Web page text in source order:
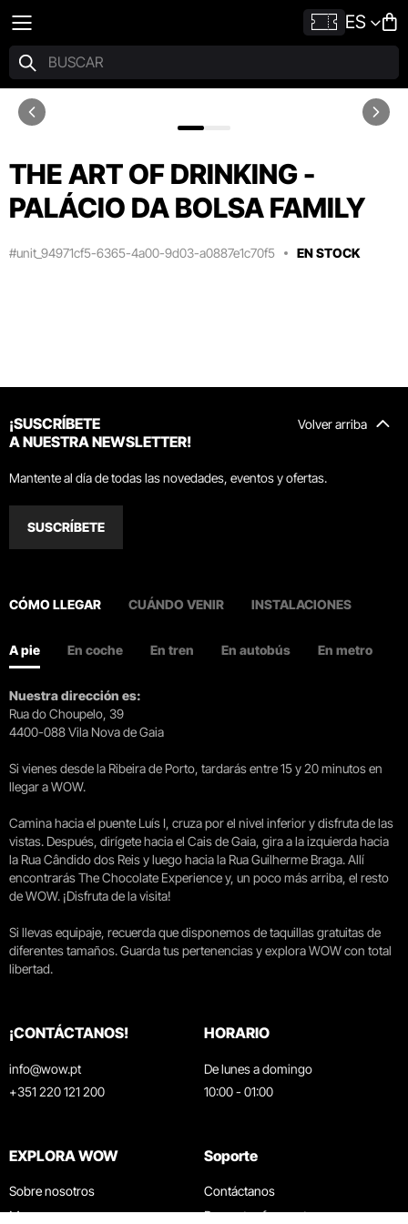
ES
THE ART OF DRINKING -
PALÁCIO DA BOLSA FAMILY
#unit_94971cf5-6365-4a00-9d03-a0887e1c70f5 EN STOCK
Volver arriba
¡SUSCRÍBETE
A NUESTRA NEWSLETTER!
Mantente al día de todas las novedades, eventos y ofertas.
SUSCRÍBETE
CÓMO LLEGAR CUÁNDO VENIR INSTALACIONES
A pie En coche En tren En autobús En metro
Nuestra dirección es:
Rua do Choupelo, 39
4400-088 Vila Nova de Gaia
Si vienes desde la Ribeira de Porto, tardarás entre 15 y 20 minutos en
llegar a WOW.
Camina hacia el puente Luís I, cruza por el nivel inferior y disfruta de las
vistas. Después, dirígete hacia el Cais de Gaia, gira a la izquierda hacia
la Rua Cândido dos Reis y luego hacia la Rua Guilherme Braga. Allí
encontrarás The Chocolate Experience y, un poco más arriba, el resto
de WOW. ¡Disfruta de la visita!
Si llevas equipaje, recuerda que disponemos de taquillas gratuitas de
diferentes tamaños. Guarda tus pertenencias y explora WOW con total
libertad.
¡CONTÁCTANOS!
info@wow.pt
+351 220 121 200
HORARIO
De lunes a domingo
10:00 - 01:00
EXPLORA WOW
Sobre nosotros
Museos
Soporte
Contáctanos
Preguntas frecuentes